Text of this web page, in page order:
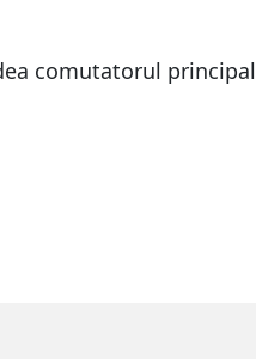
comutatorul principal